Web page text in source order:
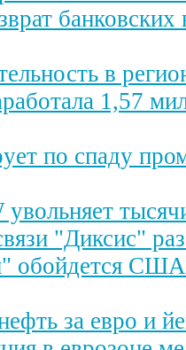
банковских
в
1,57
по спаду
"Диксис"
обойдется
за евро и